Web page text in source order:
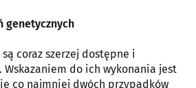
genetycznych
coraz szerzej dostępne i
Wskazaniem do ich wykonania jest
co najmniej dwóch przypadków